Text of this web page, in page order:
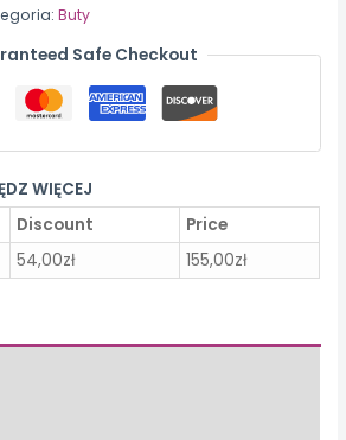
Buty
Safe Checkout
WIĘCEJ
Discount
Price
54,00zł 155,00zł